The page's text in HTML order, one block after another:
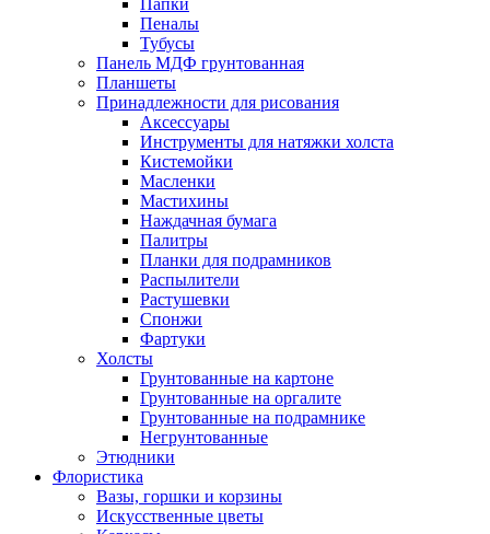
Папки
Пеналы
Тубусы
Панель МДФ грунтованная
Планшеты
Принадлежности для рисования
Аксессуары
Инструменты для натяжки холста
Кистемойки
Масленки
Мастихины
Наждачная бумага
Палитры
Планки для подрамников
Распылители
Растушевки
Спонжи
Фартуки
Холсты
Грунтованные на картоне
Грунтованные на оргалите
Грунтованные на подрамнике
Негрунтованные
Этюдники
Флористика
Вазы, горшки и корзины
Искусственные цветы